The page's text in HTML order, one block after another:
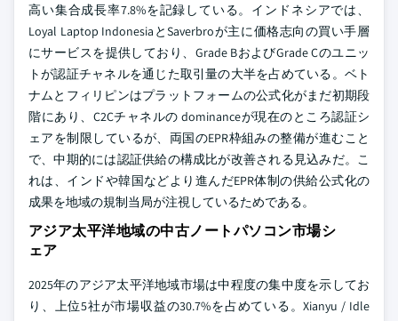
高い集合成長率7.8%を記録している。インドネシアでは、
Loyal Laptop IndonesiaとSaverbroが主に価格志向の買い手層
にサービスを提供しており、Grade BおよびGrade Cのユニッ
トが認証チャネルを通じた取引量の大半を占めている。ベト
ナムとフィリピンはプラットフォームの公式化がまだ初期段
階にあり、C2Cチャネルの dominanceが現在のところ認証シ
ェアを制限しているが、両国のEPR枠組みの整備が進むこと
で、中期的には認証供給の構成比が改善される見込みだ。こ
れは、インドや韓国などより進んだEPR体制の供給公式化の
成果を地域の規制当局が注視しているためである。
アジア太平洋地域の中古ノートパソコン市場シ
ェア
2025年のアジア太平洋地域市場は中程度の集中度を示してお
り、上位5社が市場収益の30.7%を占めている。Xianyu / Idle